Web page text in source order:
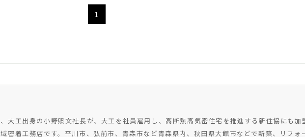
1
大工出身の小野照文社長が、大工を社員雇用し、高断熱高気密住宅を推進する新住協にも加
密着工務店です。平川市、弘前市、青森市など青森県内、秋田県大館市などで新築、リフォ